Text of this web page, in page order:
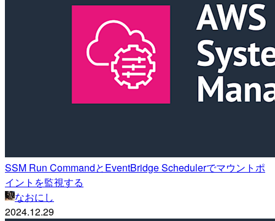
SSM Run CommandとEventBridge Schedulerでマウントポ
イントを監視する
なおにし
2024.12.29